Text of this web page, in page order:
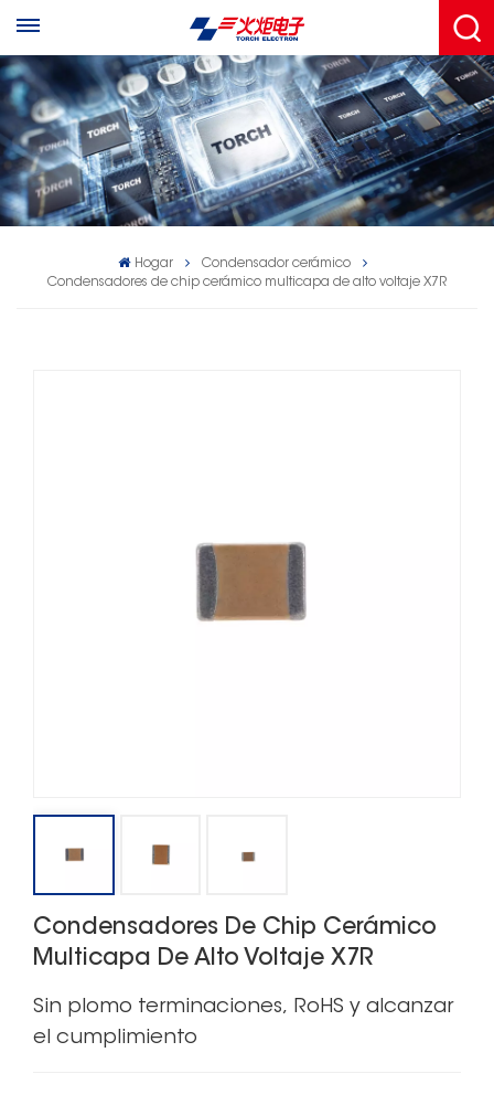
Hogar
Condensador cerámico
Condensadores de chip cerámico multicapa de alto voltaje X7R
Condensadores De Chip Cerámico
Multicapa De Alto Voltaje X7R
Sin plomo terminaciones, RoHS y alcanzar
el cumplimiento